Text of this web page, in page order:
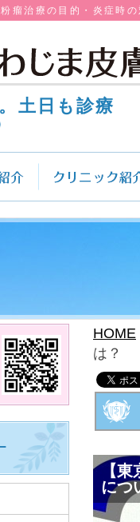
粉瘤治療の目的・炎症時
土日も診療
HOME
は？
【東
につ